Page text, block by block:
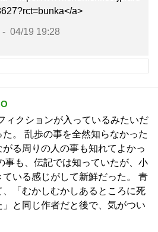
a>
04/19 19:28
ィクションが入っているみたいだ
。 乱歩の事を全然知らなかった
る周りの人の事も知れてよかっ
事も、伝記では知っていたが、小
いる感じがして新鮮だった。 青
「むかしむかしあるところに死
と同じ作者だと後で、気がつい